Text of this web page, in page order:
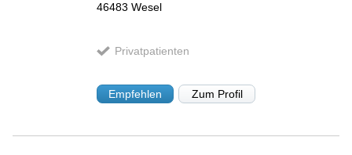
46483 Wesel
Privatpatienten
Empfehlen Zum Profil